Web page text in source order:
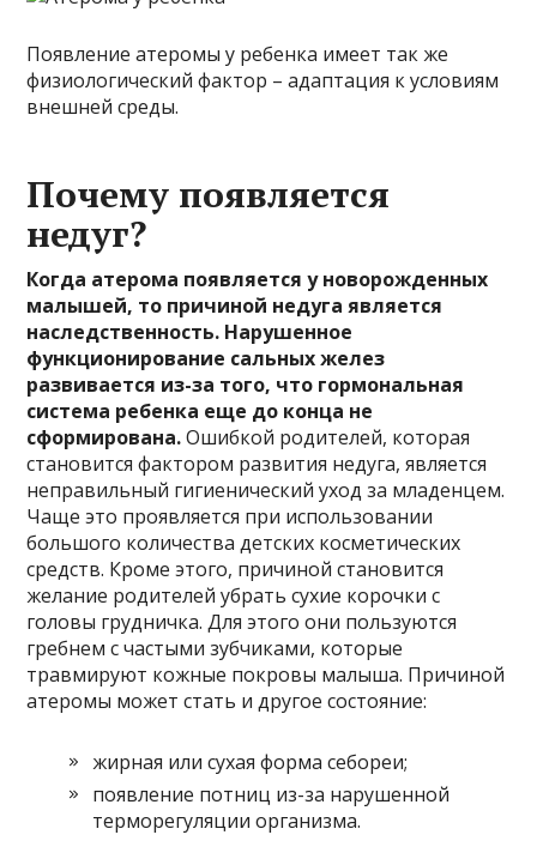
Появление атеромы у ребенка имеет так же
физиологический фактор – адаптация к условиям
внешней среды.
Почему появляется
недуг?
Когда атерома появляется у новорожденных
малышей, то причиной недуга является
наследственность. Нарушенное
функционирование сальных желез
развивается из-за того, что гормональная
система ребенка еще до конца не
сформирована.Ошибкой родителей, которая
становится фактором развития недуга, является
неправильный гигиенический уход за младенцем.
Чаще это проявляется при использовании
большого количества детских косметических
средств. Кроме этого, причиной становится
желание родителей убрать сухие корочки с
головы грудничка. Для этого они пользуются
гребнем с частыми зубчиками, которые
травмируют кожные покровы малыша. Причиной
атеромы может стать и другое состояние:
жирная или сухая форма себореи;
появление потниц из-за нарушенной
терморегуляции организма.